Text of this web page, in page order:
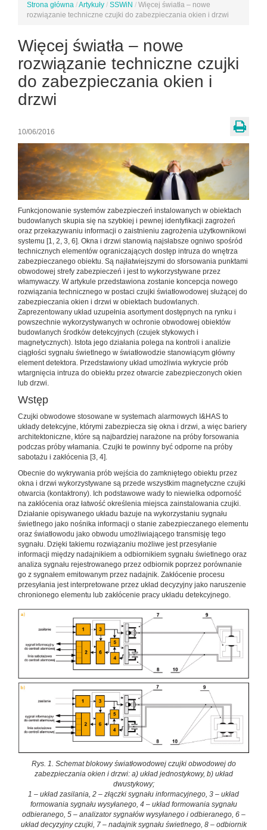
Jesteś
tutaj
Strona główna /Artykuły / SSWiN / Więcej światła – nowe
rozwiązanie techniczne czujki do zabezpieczania okien i drzwi
Więcej światła – nowe
rozwiązanie techniczne czujki
do zabezpieczania okien i
drzwi
10/06/2016
Funkcjonowanie systemów zabezpieczeń instalowanych w obiektach
budowlanych skupia się na szybkiej i pewnej identyfikacji zagrożeń
oraz przekazywaniu informacji o zaistnieniu zagrożenia użytkownikowi
systemu [1, 2, 3, 6]. Okna i drzwi stanowią najsłabsze ogniwo spośród
technicznych elementów ograniczających dostęp intruza do wnętrza
zabezpieczanego obiektu. Są najłatwiejszymi do sforsowania punktami
obwodowej strefy zabezpieczeń i jest to wykorzystywane przez
włamywaczy. W artykule przedstawiona zostanie koncepcja nowego
rozwiązania technicznego w postaci czujki światłowodowej służącej do
zabezpieczania okien i drzwi w obiektach budowlanych.
Zaprezentowany układ uzupełnia asortyment dostępnych na rynku i
powszechnie wykorzystywanych w ochronie obwodowej obiektów
budowlanych środków detekcyjnych (czujek stykowych i
magnetycznych). Istota jego działania polega na kontroli i analizie
ciągłości sygnału świetlnego w światłowodzie stanowiącym główny
element detektora. Przedstawiony układ umożliwia wykrycie prób
wtargnięcia intruza do obiektu przez otwarcie zabezpieczonych okien
lub drzwi.
Wstęp
Czujki obwodowe stosowane w systemach alarmowych I&HAS to
układy detekcyjne, którymi zabezpiecza się okna i drzwi, a więc bariery
architektoniczne, które są najbardziej narażone na próby forsowania
podczas próby włamania. Czujki te powinny być odporne na próby
sabotażu i zakłócenia [3, 4].
Obecnie do wykrywania prób wejścia do zamkniętego obiektu przez
okna i drzwi wykorzystywane są przede wszystkim magnetyczne czujki
otwarcia (kontaktrony). Ich podstawowe wady to niewielka odporność
na zakłócenia oraz łatwość określenia miejsca zainstalowania czujki.
Działanie opisywanego układu bazuje na wykorzystaniu sygnału
świetlnego jako nośnika informacji o stanie zabezpieczanego elementu
oraz światłowodu jako obwodu umożliwiającego transmisję tego
sygnału. Dzięki takiemu rozwiązaniu możliwe jest przesyłanie
informacji między nadajnikiem a odbiornikiem sygnału świetlnego oraz
analiza sygnału rejestrowanego przez odbiornik poprzez porównanie
go z sygnałem emitowanym przez nadajnik. Zakłócenie procesu
przesyłania jest interpretowane przez układ decyzyjny jako naruszenie
chronionego elementu lub zakłócenie pracy układu detekcyjnego.
Rys. 1. Schemat blokowy światłowodowej czujki obwodowej do
zabezpieczania okien i drzwi: a) układ jednostykowy, b) układ
dwustykowy;
1 – układ zasilania, 2 – złączki sygnału informacyjnego, 3 – układ
formowania sygnału wysyłanego, 4 – układ formowania sygnału
odbieranego, 5 – analizator sygnałów wysyłanego i odbieranego, 6 –
układ decyzyjny czujki, 7 – nadajnik sygnału świetlnego, 8 – odbiornik